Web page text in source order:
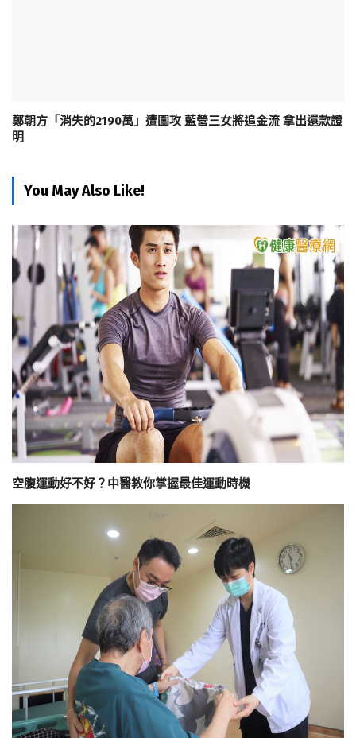
鄭朝方「消失的2190萬」遭圍攻 藍營三女將追金流 拿出還款證
明
You May Also Like!
空腹運動好不好？中醫教你掌握最佳運動時機